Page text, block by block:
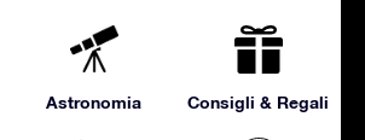
Astronomia Consigli & Regali